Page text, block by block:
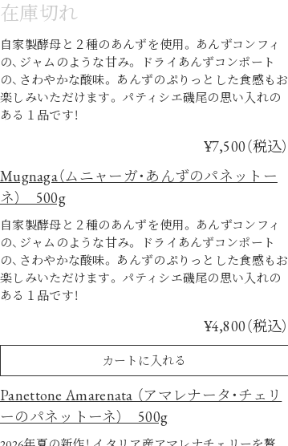
自家製酵母と２種のあんずを使用。 あんずコンフィ
の、ジャムのような甘み。 ドライあんずコンポート
の、さわやかな酸味。 あんずのぷりっとした食感もお
楽しみいただけます。 パティシエ磯尾の思い入れの
ある１品です！
¥7,500（税込）
在庫切れ
Mugnaga（ムニャーガ・あんずのパネットー
ネ） 500g
自家製酵母と２種のあんずを使用。 あんずコンフィ
の、ジャムのような甘み。 ドライあんずコンポート
の、さわやかな酸味。 あんずのぷりっとした食感もお
楽しみいただけます。 パティシエ磯尾の思い入れの
ある１品です！
¥4,800（税込）
カートに入れる
Panettone Amarenata （アマレナータ・チェリ
ーのパネットーネ） 500g